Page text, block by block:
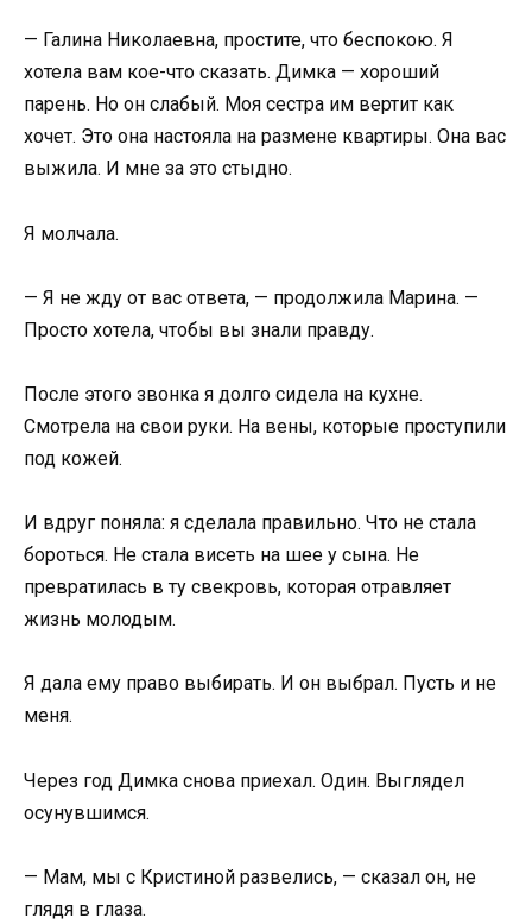
— Галина Николаевна, простите, что беспокою. Я
хотела вам кое-что сказать. Димка — хороший
парень. Но он слабый. Моя сестра им вертит как
хочет. Это она настояла на размене квартиры. Она вас
выжила. И мне за это стыдно.
Я молчала.
— Я не жду от вас ответа, — продолжила Марина. —
Просто хотела, чтобы вы знали правду.
После этого звонка я долго сидела на кухне.
Смотрела на свои руки. На вены, которые проступили
под кожей.
И вдруг поняла: я сделала правильно. Что не стала
бороться. Не стала висеть на шее у сына. Не
превратилась в ту свекровь, которая отравляет
жизнь молодым.
Я дала ему право выбирать. И он выбрал. Пусть и не
меня.
Через год Димка снова приехал. Один. Выглядел
осунувшимся.
— Мам, мы с Кристиной развелись, — сказал он, не
глядя в глаза.